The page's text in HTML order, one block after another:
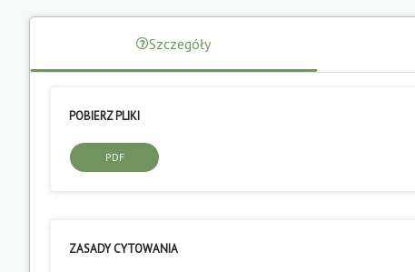
Szczegóły
POBIERZ PLIKI
PDF
ZASADY CYTOWANIA